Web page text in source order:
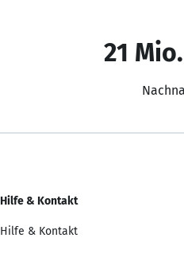
21
Hilfe & Kontakt
Hilfe & Kontakt